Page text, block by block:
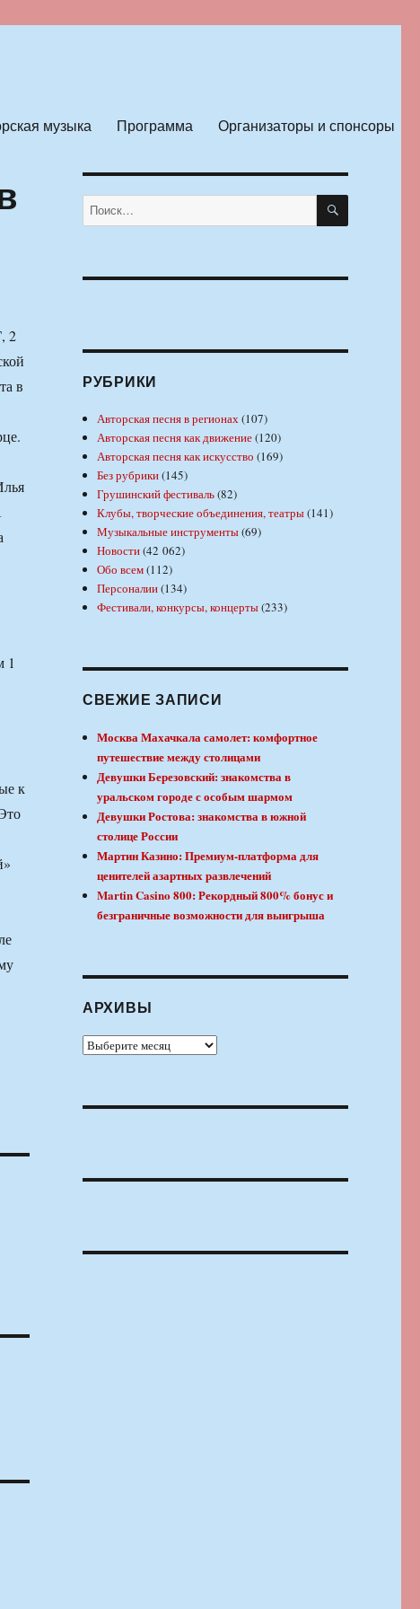
музыка Программа Организаторы и спонсоры
2
в
1
к
Искать: ПОИСК
РУБРИКИ
Авторская песня в регионах(107)
Авторская песня как движение(120)
Авторская песня как искусство (169)
Без рубрики(145)
Грушинский фестиваль(82)
Клубы, творческие объединения, театры(141)
Музыкальные инструменты(69)
Новости(42 062)
Обо всем(112)
Персоналии(134)
Фестивали, конкурсы, концерты(233)
СВЕЖИЕ ЗАПИСИ
Москва Махачкала самолет: комфортное
путешествие между столицами
Девушки Березовский: знакомства в
уральском городе с особым шармом
Девушки Ростова: знакомства в южной
столице России
Мартин Казино: Премиум-платформа для
ценителей азартных развлечений
Martin Casino 800: Рекордный 800% бонус и
безграничные возможности для выигрыша
АРХИВЫ
Архивы